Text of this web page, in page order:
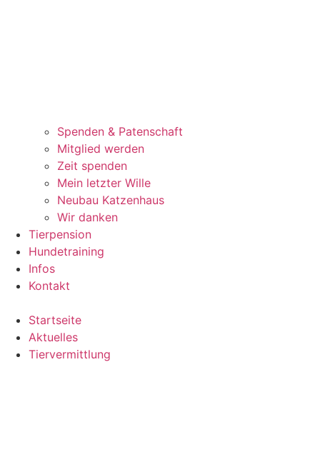
Spenden & Patenschaft
Mitglied werden
Zeit spenden
Mein letzter Wille
Neubau Katzenhaus
Wir danken
Tierpension
Hundetraining
Infos
Kontakt
Startseite
Aktuelles
Tiervermittlung